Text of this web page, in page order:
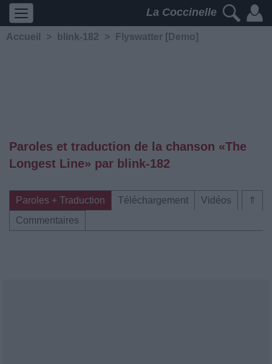
La Coccinelle
Accueil > blink-182 > Flyswatter [Demo]
Paroles et traduction de la chanson «The
Longest Line» par blink-182
⇑
Paroles + Traduction Téléchargement
Vidéos
Commentaires